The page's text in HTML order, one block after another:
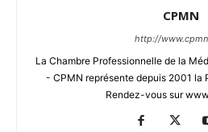
CPMN
http://
La Chambre Professionnelle de la
- CPMN représente depuis 2001 la
Rendez-vous sur